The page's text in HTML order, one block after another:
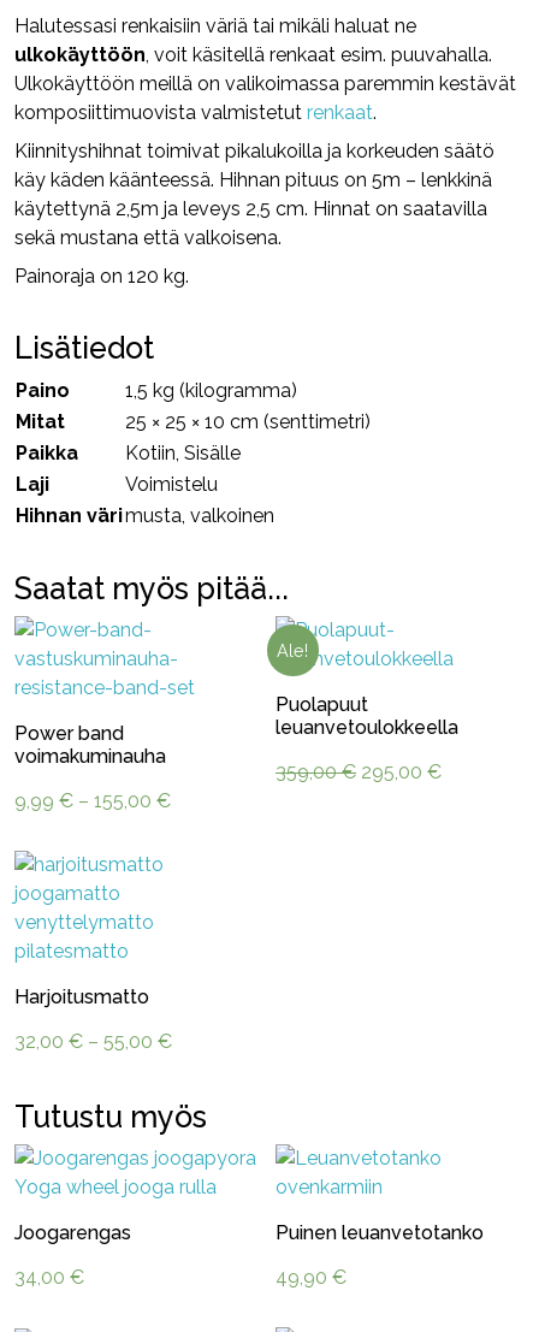
Halutessasi renkaisiin väriä tai mikäli haluat ne
ulkokäyttöön, voit käsitellä renkaat esim. puuvahalla.
Ulkokäyttöön meillä on valikoimassa paremmin kestävät
komposiittimuovista valmistetut renkaat.
Kiinnityshihnat toimivat pikalukoilla ja korkeuden säätö
käy käden käänteessä. Hihnan pituus on 5m – lenkkinä
käytettynä 2,5m ja leveys 2,5 cm. Hinnat on saatavilla
sekä mustana että valkoisena.
Painoraja on 120 kg.
Lisätiedot
Paino
1,5 kg (kilogramma)
Mitat
25 × 25 × 10 cm (senttimetri)
Paikka
Kotiin, Sisälle
Laji
Voimistelu
Hihnan värimusta, valkoinen
Saatat myös pitää...
Power band
voimakuminauha
9,99 € – 155,00 €Hintaluokka:
Ale!
Puolapuut
leuanvetoulokkeella
359,00€ Alkuperäinen
295,00 €Nykyinen
Harjoitusmatto
32,00 € – 55,00 €Hintaluokka:
55,00 €
Tutustu myös
Joogarengas
34,00 €
Puinen leuanvetotanko
49,90 €